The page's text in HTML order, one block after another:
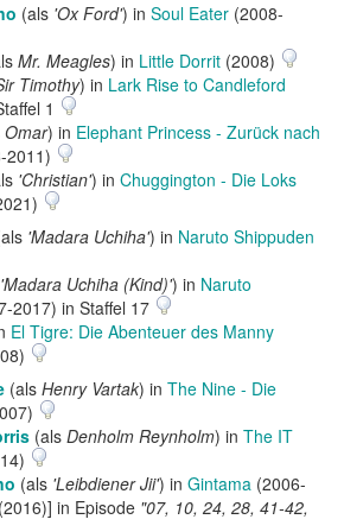
(als 'Ox Ford') in Soul Eater (2008-
Mr. Meagles) in Little Dorrit (2008)
Timothy) in Lark Rise to Candleford
1
Omar) in Elephant Princess - Zurück nach
2011)
'Christian') in Chuggington - Die Loks
'Madara Uchiha') in Naruto Shippuden
'Madara Uchiha (Kind)') in Naruto
2017) in Staffel 17
El Tigre: Die Abenteuer des Manny
(als Henry Vartak) in The Nine - Die
(als Denholm Reynholm) in The IT
(als 'Leibdiener Jii') in Gintama (2006-
in Episode "07, 10, 24, 28, 41-42,